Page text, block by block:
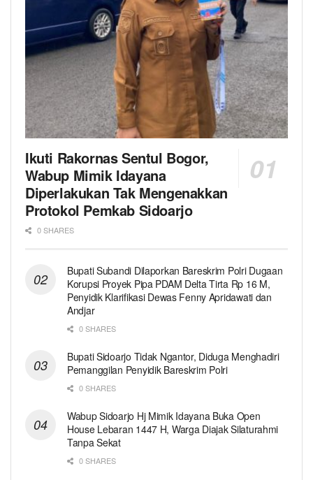
Ikuti Rakornas Sentul Bogor,
Wabup Mimik Idayana
Diperlakukan Tak Mengenakkan
Protokol Pemkab Sidoarjo
0 SHARES
Bupati Subandi Dilaporkan Bareskrim Polri Dugaan
Korupsi Proyek Pipa PDAM Delta Tirta Rp 16 M,
Penyidik Klarifikasi Dewas Fenny Apridawati dan
Andjar
0 SHARES
Bupati Sidoarjo Tidak Ngantor, Diduga Menghadiri
Pemanggilan Penyidik Bareskrim Polri
0 SHARES
Wabup Sidoarjo Hj Mimik Idayana Buka Open
House Lebaran 1447 H, Warga Diajak Silaturahmi
Tanpa Sekat
0 SHARES